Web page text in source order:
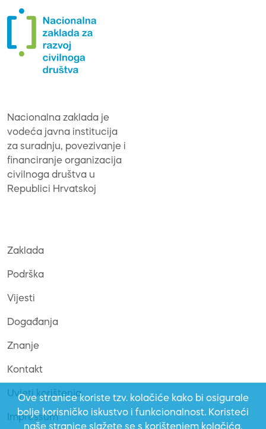
Ove stranice koriste tzv. kolačiće kako bi osigurale
bolje korisničko iskustvo i funkcionalnost. Koristeći
Nacionalna zaklada je
vodeća javna institucija
za suradnju, povezivanje i
financiranje organizacija
civilnoga društva u
Republici Hrvatskoj
Zaklada
Podrška
Vijesti
Događanja
Znanje
Kontakt
Uvjeti korištenja
Impressum